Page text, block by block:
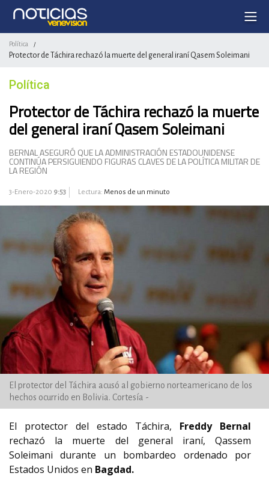
Política /
Protector de Táchira rechazó la muerte del general iraní Qasem Soleimani
Política
Protector de Táchira rechazó la muerte
del general iraní Qasem Soleimani
BERNAL ASEGURÓ QUE LA ADMINISTRACIÓN ESTADOUNIDENSE
CONTINÚA PERSIGUIENDO FIGURAS CLAVES DE LA POLÍTICA MILITAR DE
LA REGIÓN
3-Enero-2020 9:53 Lectura: Menos de un minuto
El protector del Táchira acusó al gobierno norteamericano de los
hechos ocurrido en Bolivia. Cortesía -
El protector del estado Táchira, Freddy Bernal
rechazó la muerte del general iraní, Qassem
Soleimani durante un bombardeo ordenado por
Estados Unidos en Bagdad.